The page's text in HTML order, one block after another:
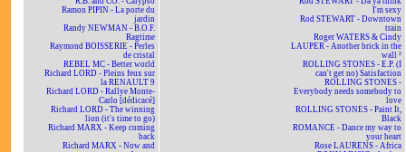
Ramon PIPIN - La porte du
jardin
Randy NEWMAN - B.O.F.
Ragtime
Raymond BOISSERIE - Perles
de cristal
REBEL MC - Better world
Richard LORD - Pleins feux sur
la RENAULT 9
Richard LORD - Rallye Monte-
Carlo [dédicacé]
Richard LORD - The winning
lion (it's time to go)
Richard MARX - Keep coming
back
Richard MARX - Now and
I'm sexy
Rod STEWART - Downtown
train
Roger WATERS & Cindy
LAUPER - Another brick in the
wall ²
ROLLING STONES - E.P. (I
can't get no) Satisfaction
ROLLING STONES -
Everybody needs somebody to
love
ROLLING STONES - Paint It,
Black
ROMANCE - Dance my way to
your heart
Rose LAURENS - Africa